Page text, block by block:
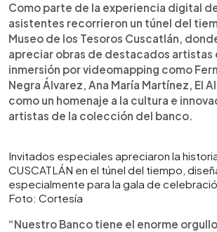
Como parte de la experiencia digital
asistentes recorrieron un túnel del
Museo de los Tesoros Cuscatlán,
apreciar obras de destacados artistas
inmersión por videomapping como
Negra Álvarez, Ana María Martínez, El
como un homenaje a la cultura e
artistas de la colección del banco.
Invitados especiales apreciaron la
CUSCATLÁN en el túnel del tiempo,
especialmente para la gala de
Foto: Cortesía
“Nuestro Banco tiene el enorme